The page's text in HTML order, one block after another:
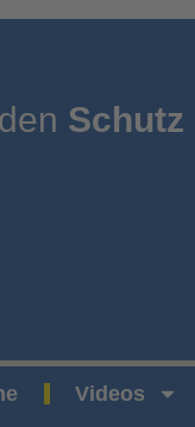
Schutz
Videos